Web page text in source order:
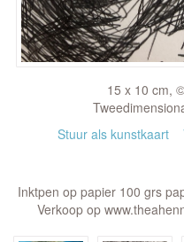
15 x 10 cm,
Stuur als kunstkaart
Inktpen op papier 100 grs
Verkoop op